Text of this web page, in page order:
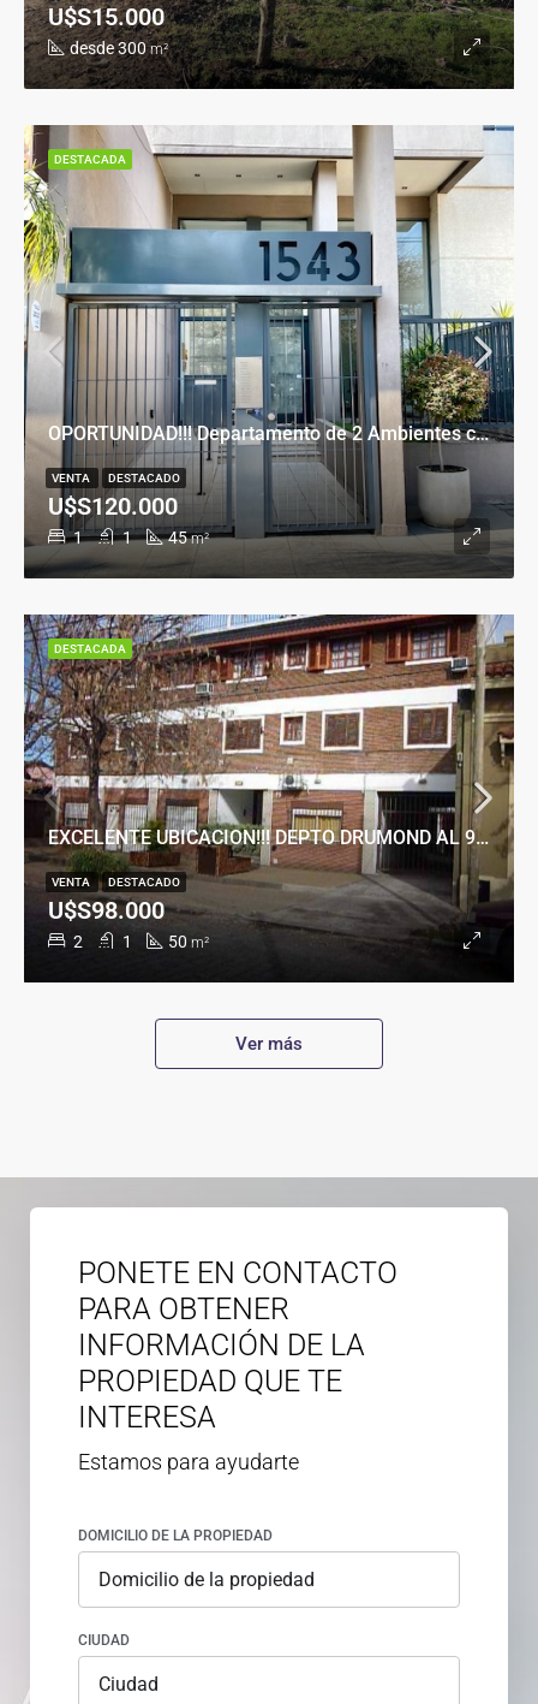
desde 300 m²
U$S15.000
OPORTUNIDAD!!! Departamento de 2 Ambientes con Cochera en Banfield Este
1 1 45 m²
U$S120.000
VENTA DESTACADO
DESTACADA
EXCELENTE UBICACION!!! DEPTO DRUMOND AL 900
2 1 50 m²
U$S98.000
VENTA DESTACADO
DESTACADA
Ver más
PONETE EN CONTACTO
PARA OBTENER
INFORMACIÓN DE LA
PROPIEDAD QUE TE
INTERESA
Estamos para ayudarte
DOMICILIO DE LA PROPIEDAD
CIUDAD